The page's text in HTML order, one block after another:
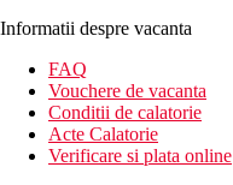
Informatii despre vacanta
FAQ
Vouchere de vacanta
Conditii de calatorie
Acte Calatorie
Verificare si plata online